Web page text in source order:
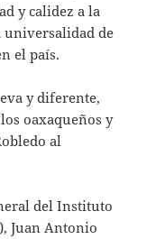
y calidez a la
universalidad de
el país.
y diferente,
oaxaqueños y
al
del Instituto
Juan Antonio